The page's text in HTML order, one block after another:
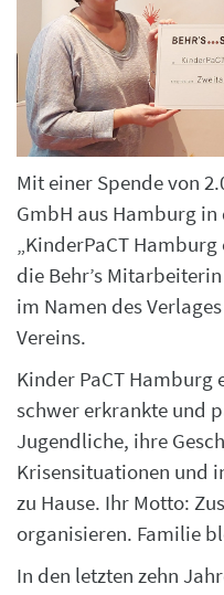
Mit einer Spende von
GmbH aus Hamburg
„KinderPaCT
die Behr’s
im Namen des
Vereins.
Kinder PaCT Hamburg
schwer erkrankte und
Jugendliche, ihre
Krisensituationen und
zu Hause. Ihr Motto:
organisieren. Familie
In den letzten zehn